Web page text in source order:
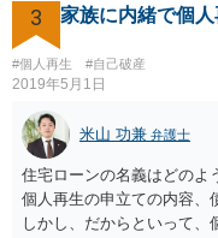
の滞納分を除き，借金を
人再生・破産ともに，信用
ト）として登録されますの
ことはできません。また，
通らなくなるため，保証
す。 ・ご家族名義の財産を
破産ともに，返済が困難な
場合が多いです。もっとも
できます。 ・個人再生・破
報に掲載されます。その
3 家族に内緒で個
#個人再生 #自己破産
2019年5月1日
米山 功兼 弁護士
住宅ローンの名義はどのよ
個人再生の申立ての内容、
しかし、だからといって